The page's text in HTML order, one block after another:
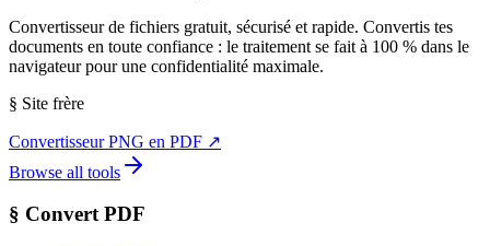
Convertisseur de fichiers gratuit, sécurisé et rapide. Convertis tes
documents en toute confiance : le traitement se fait à 100 % dans le
navigateur pour une confidentialité maximale.
§ Site frère
Convertisseur PNG en PDF ↗
Browse all tools
§ Convert PDF